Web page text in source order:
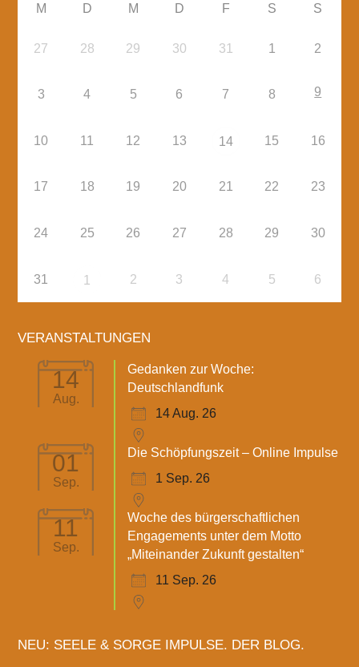
M D M D F S S
27 28 29 30 31 1 2
3 4 5 6 7 8 9
10 11 12 13 14 15 16
17 18 19 20 21 22 23
24 25 26 27 28 29 30
31 1 2 3 4 5 6
VERANSTALTUNGEN
14
Aug.
Gedanken zur Woche:
Deutschlandfunk
14 Aug. 26
01
Sep.
Die Schöpfungszeit – Online Impulse
1 Sep. 26
11
Sep.
Woche des bürgerschaftlichen
Engagements unter dem Motto
„Miteinander Zukunft gestalten“
11 Sep. 26
NEU: SEELE & SORGE IMPULSE. DER BLOG.